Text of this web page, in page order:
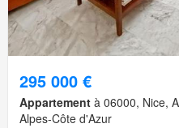
295 000 €
Appartement à 06000, Nice,
Alpes-Côte d'Azur